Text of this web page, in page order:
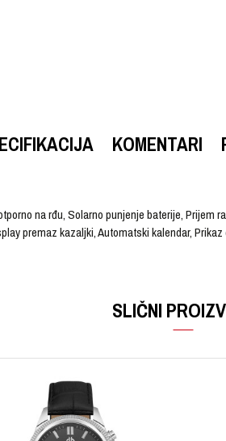
KOMENTARI
na rđu, Solarno punjenje baterije,
premaz kazaljki, Automatski kalendar,
SLIČNI